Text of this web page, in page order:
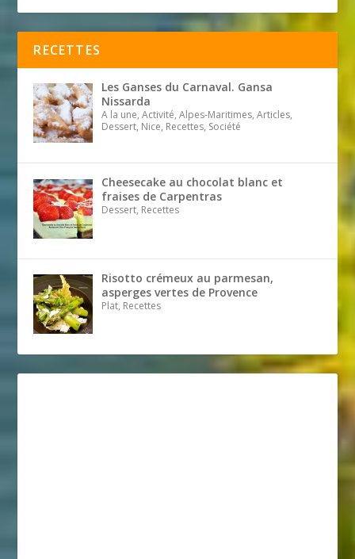
RECETTES
Les Ganses du Carnaval. Gansa
Nissarda
A la une, Activité, Alpes-Maritimes, Articles,
Dessert, Nice, Recettes, Société
Cheesecake au chocolat blanc et
fraises de Carpentras
Dessert, Recettes
Risotto crémeux au parmesan,
asperges vertes de Provence
Plat, Recettes